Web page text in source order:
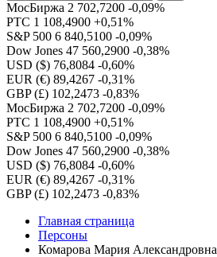
МосБиржа 2 702,7200 -0,09%
РТС 1 108,4900 +0,51%
S&P 500 6 840,5100 -0,09%
Dow Jones 47 560,2900 -0,38%
USD ($) 76,8084 -0,60%
EUR (€) 89,4267 -0,31%
GBP (£) 102,2473 -0,83%
МосБиржа 2 702,7200 -0,09%
РТС 1 108,4900 +0,51%
S&P 500 6 840,5100 -0,09%
Dow Jones 47 560,2900 -0,38%
USD ($) 76,8084 -0,60%
EUR (€) 89,4267 -0,31%
GBP (£) 102,2473 -0,83%
Главная страница
Персоны
Комарова Мария Александровна